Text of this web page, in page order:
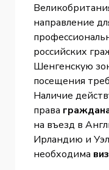
направление
российских
Шенгенскую
посещения
Наличие
права
на въезд в
Ирландию и
необходима